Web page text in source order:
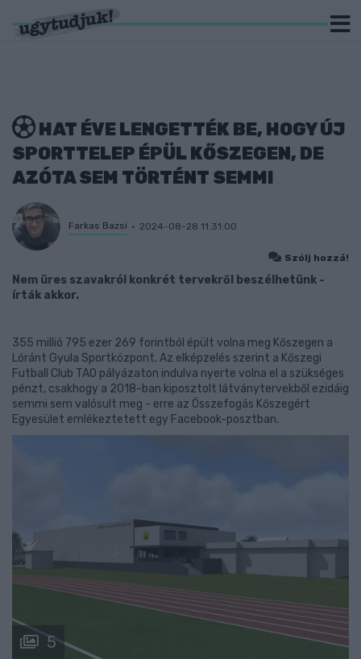
HAT ÉVE LENGETTÉK BE, HOGY ÚJ
SPORTTELEP ÉPÜL KŐSZEGEN, DE
AZÓTA SEM TÖRTÉNT SEMMI
Farkas Bazsi 2024-08-28 11:31:00
Szólj hozzá!
Nem üres szavakról konkrét tervekről beszélhetünk -
írták akkor.
355 millió 795 ezer 269 forintból épült volna meg Kőszegen a
Lóránt Gyula Sportközpont. Az elképzelés szerint a Kőszegi
Futball Club TAO pályázaton indulva nyerte volna el a szükséges
pénzt, csakhogy a 2018-ban kiposztolt látványtervekből ezidáig
semmi sem valósult meg - erre az Összefogás Kőszegért
Egyesület emlékeztetett egy Facebook-posztban.
5